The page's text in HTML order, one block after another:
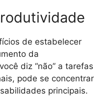
de estabelecer
da
diz “não” a tarefas
pode se concentrar
principais.